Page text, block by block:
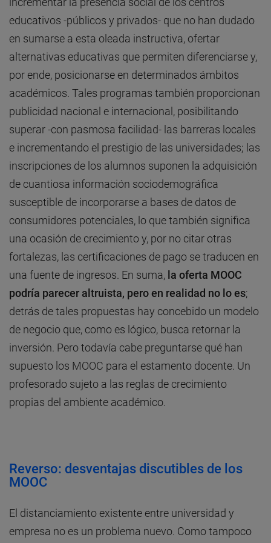
educativos -públicos y privados- que no han dudado
en sumarse a esta oleada instructiva, ofertar
alternativas educativas que permiten diferenciarse y,
por ende, posicionarse en determinados ámbitos
académicos. Tales programas también proporcionan
publicidad nacional e internacional, posibilitando
superar -con pasmosa facilidad- las barreras locales
e incrementando el prestigio de las universidades; las
inscripciones de los alumnos suponen la adquisición
de cuantiosa información sociodemográfica
susceptible de incorporarse a bases de datos de
consumidores potenciales, lo que también significa
una ocasión de crecimiento y, por no citar otras
fortalezas, las certificaciones de pago se traducen en
una fuente de ingresos. En suma, la oferta MOOC
podría parecer altruista, pero en realidad no lo es;
detrás de tales propuestas hay concebido un modelo
de negocio que, como es lógico, busca retornar la
inversión. Pero todavía cabe preguntarse qué han
supuesto los MOOC para el estamento docente. Un
profesorado sujeto a las reglas de crecimiento
propias del ambiente académico.
Reverso: desventajas discutibles de los
MOOC
El distanciamiento existente entre universidad y
empresa no es un problema nuevo. Como tampoco